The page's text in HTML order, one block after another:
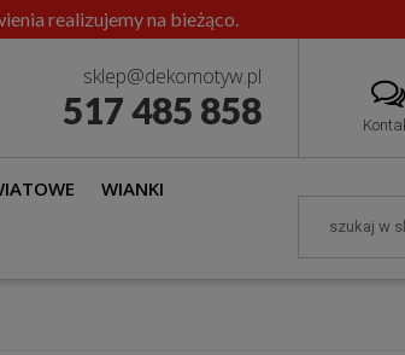
realizujemy na bieżąco.
sklep@dekomotyw.pl
517 485 858
WIANKI